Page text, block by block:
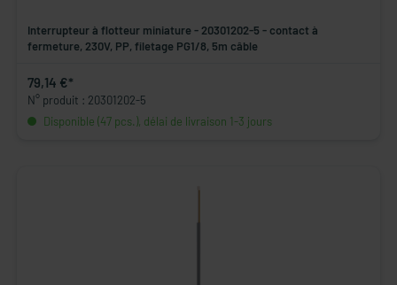
Interrupteur à flotteur miniature - 20301202-5 - contact à
fermeture, 230V, PP, filetage PG1/8, 5m câble
79,14 €*
N° produit : 20301202-5
Disponible (47 pcs.), délai de livraison 1-3 jours